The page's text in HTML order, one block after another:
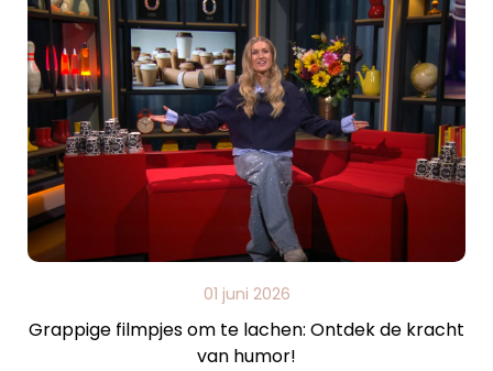
01 juni 2026
Grappige filmpjes om te lachen: Ontdek de kracht
van humor!